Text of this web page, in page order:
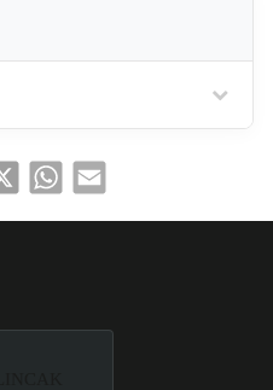
WhatsApp